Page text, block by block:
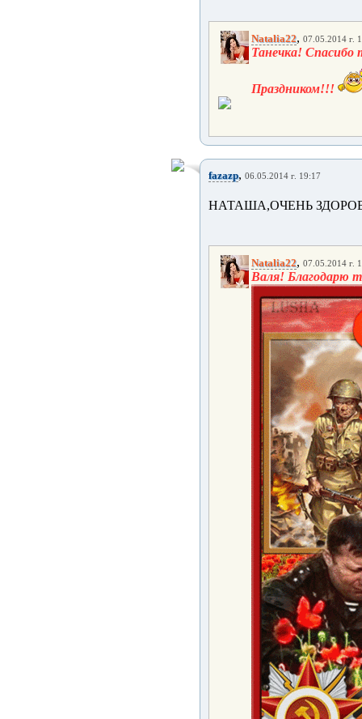
Natalia22, 07.05.2014 г.
Танечка! Спасибо
Праздником!!!
fazazp, 06.05.2014 г. 19:17
НАТАША,ОЧЕНЬ
Natalia22, 07.05.2014 г.
Валя! Благодарю